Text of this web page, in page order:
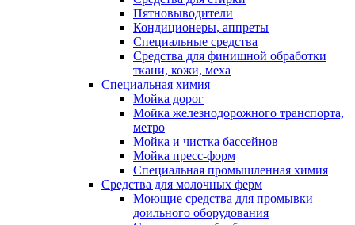
Пятновыводители
Кондиционеры, аппреты
Специальные средства
Средства для финишной обработки
ткани, кожи, меха
Специальная химия
Мойка дорог
Мойка железнодорожного транспорта,
метро
Мойка и чистка бассейнов
Мойка пресс-форм
Специальная промышленная химия
Средства для молочных ферм
Моющие средства для промывки
доильного оборудования